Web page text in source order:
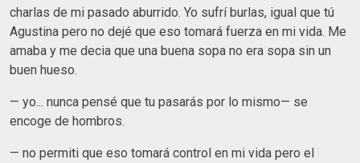
charlas de mi pasado aburrido. Yo sufrí burlas, igual que tú
Agustina pero no dejé que eso tomará fuerza en mi vida. Me
amaba y me decia que una buena sopa no era sopa sin un
buen hueso.
— yo... nunca pensé que tu pasarás por lo mismo— se
encoge de hombros.
— no permiti que eso tomará control en mi vida pero el